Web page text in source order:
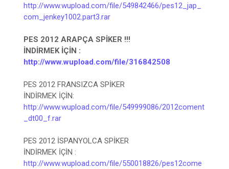
http://www.wupload.com/file/549842466/pes12_jap_
com_jenkey1002.part3.rar
PES 2012 ARAPÇA SPİKER !!!
İNDİRMEK İÇİN :
http://www.wupload.com/file/316842508
PES 2012 FRANSIZCA SPİKER
İNDİRMEK İÇİN:
http://www.wupload.com/file/549999086/2012coment
_dt00_f.rar
PES 2012 İSPANYOLCA SPİKER
İNDİRMEK İÇİN :
http://www.wupload.com/file/550018826/pes12come